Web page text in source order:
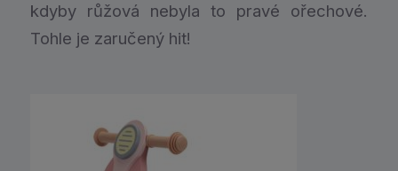
kdyby růžová nebyla to pravé ořechové.
Tohle je zaručený hit!